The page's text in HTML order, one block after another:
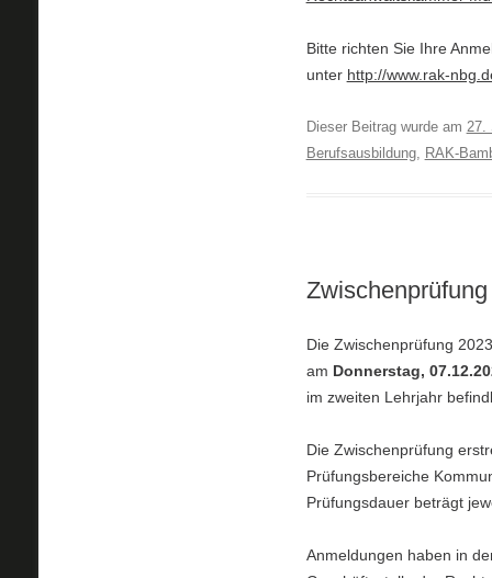
Bitte richten Sie Ihre
unter http://www.rak-
Dieser Beitrag wurde am 27.
Berufsausbildung, RAK-
Die Zwischenprüfung
am Donnerstag,
im zweiten Lehrjahr
Die Zwischenprüfung
Prüfungsbereiche
Prüfungsdauer beträgt
Anmeldungen haben in